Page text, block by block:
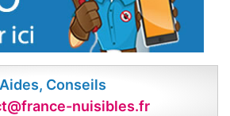
Aides, Conseils
nuisibles.fr